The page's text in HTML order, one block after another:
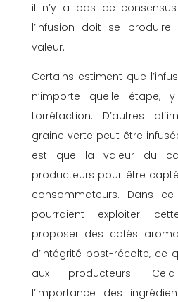
il n’y a pas de
l’infusion doit se
valeur.
Certains estiment que
n’importe quelle étape,
torréfaction. D’autres
graine verte peut être
est que la valeur du
producteurs pour être
consommateurs. Dans
pourraient exploiter
proposer des cafés
d’intégrité post-récolte, ce
aux producteurs.
l’importance des